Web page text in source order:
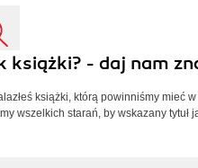
książki? - daj nam
książki, którą powinniśmy mieć
wszelkich starań, by wskazany tytuł